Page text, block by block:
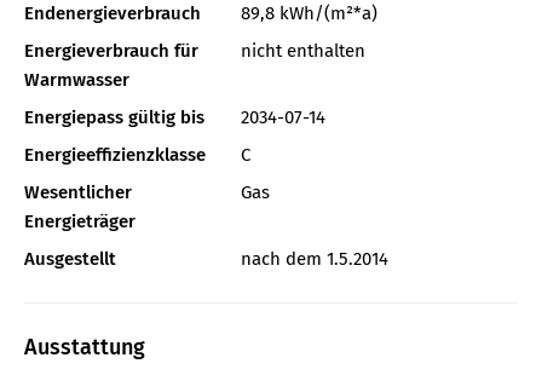
Endenergieverbrauch
89,8 kWh/(m²*a)
Energieverbrauch für
Warmwasser
nicht enthalten
Energiepass gültig bis
2034-07-14
Energieeffizienzklasse
C
Wesentlicher
Energieträger
Gas
Ausgestellt nach dem 1.5.2014
Ausstattung